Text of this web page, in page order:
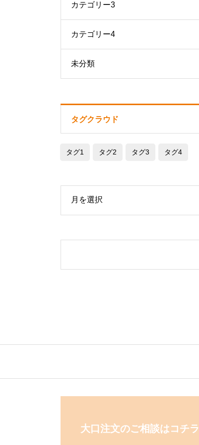
カテゴリー3
カテゴリー4
未分類
タグクラウド
タグ1 タグ2 タグ3 タグ4
大口注文のご相談はコチラ